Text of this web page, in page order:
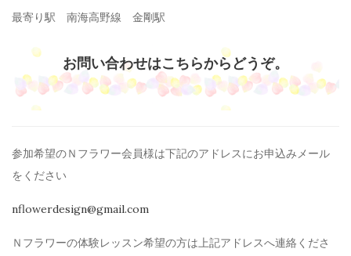
最寄り駅 南海高野線 金剛駅
お問い合わせはこちらからどうぞ。
参加希望のＮフラワー会員様は下記のアドレスにお申込みメール
を ください
nflowerdesign@gmail.com
Ｎフラワーの体験レッスン希望の方は上記アドレスへ連絡くださ